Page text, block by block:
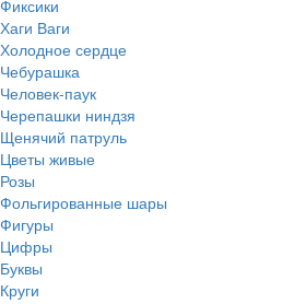
Фиксики
Хаги Ваги
Холодное сердце
Чебурашка
Человек-паук
Черепашки ниндзя
Щенячий патруль
Цветы живые
Розы
Фольгированные шары
Фигуры
Цифры
Буквы
Круги